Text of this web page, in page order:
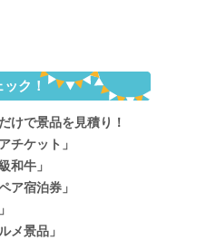
ク！
けで景品を見積り！
チケット」
和牛」
ア宿泊券」
メ景品」